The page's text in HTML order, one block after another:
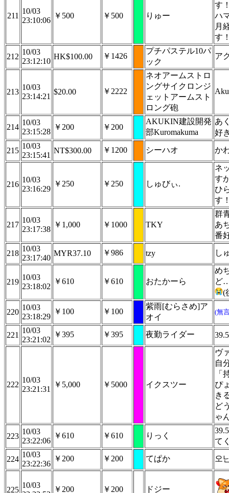
211
10/03
23:10:06
￥500 ￥500 りゅー
す
ハ
月
す
212
10/03
23:12:10
HK$100.00 ￥1426
プチパステル10パ
ック
ア
213
10/03
23:14:21
$20.00 ￥2222
ネオアームストロ
ングサイクロンジ
ェットアームスト
ロング砲
214
10/03
23:15:28
￥200 ￥200
AKUKIN建設開発
部Kuromakuma
あ
好
215
10/03
23:15:41
NT$300.00 ￥1200 シーハオ か
216
10/03
23:16:29
￥250 ￥250 しゅびぃ.
ネ
す
ひ
す
217
10/03
23:17:38
￥1,000 ￥1000 TKY
群
あ
番
218
10/03
23:17:40
MYR37.10 ￥986 tzy し
219
10/03
23:18:02
￥610 ￥610 おたかーら
め
ど
(
220
10/03
23:18:29
￥100 ￥100
紫雨[むらさめ]ア
オイ
(無
221
10/03
23:21:02
￥395 ￥395 夜勤ライダー
222
10/03
23:21:31
￥5,000 ￥5000 イクスツー
ヴ
自
「
ぴ
き
ど
ゃ
223
10/03
23:22:06
￥610 ￥610 りっく
て
224
10/03
23:22:36
￥200 ￥200 てぱか 오
225
10/03
￥200 ￥200 ドジー